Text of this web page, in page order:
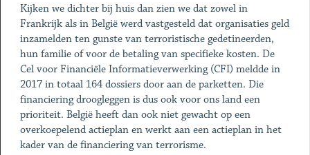
Kijken we dichter bij huis dan zien we dat zowel in
Frankrijk als in België werd vastgesteld dat organisaties geld
inzamelden ten gunste van terroristische gedetineerden,
hun familie of voor de betaling van specifieke kosten. De
Cel voor Financiële Informatieverwerking (CFI) meldde in
2017 in totaal 164 dossiers door aan de parketten. Die
financiering droogleggen is dus ook voor ons land een
prioriteit. België heeft dan ook niet gewacht op een
overkoepelend actieplan en werkt aan een actieplan in het
kader van de financiering van terrorisme.